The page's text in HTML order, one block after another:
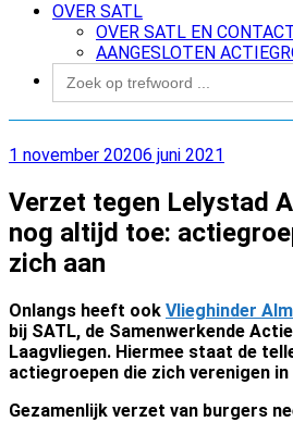
OVER SATL
OVER SATL EN
AANGESLOTEN
Zoek
naar:
Geplaatst
1 november 20206 juni 2021
Verzet tegen Lelystad
nog altijd toe:
zich aan
Onlangs heeft ook Vlieghinder
bij SATL, de Samenwerkende
Laagvliegen. Hiermee staat de
actiegroepen die zich verenigen in
Gezamenlijk verzet van burgers